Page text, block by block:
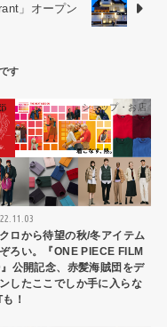
」オープン
ショップ・お店
ロから待望の秋/冬アイテム
ろい。『ONE PIECE FILM
公開記念、赤髪海賊団をデ
したここでしか手に入らな
！